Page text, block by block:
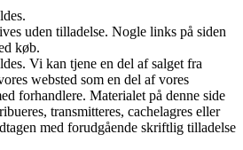
uden tilladelse. Nogle links på siden
køb.
Vi kan tjene en del af salget fra
websted som en del af vores
forhandlere. Materialet på denne side
transmitteres, cachelagres eller
med forudgående skriftlig tilladelse